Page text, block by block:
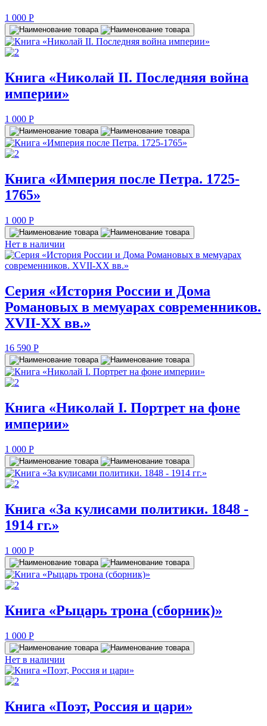
1 000 P
Книга «Николай II. Последняя война
империи»
1 000 P
Книга «Империя после Петра. 1725-
1765»
1 000 P
Нет в наличии
Серия «История России и Дома
Романовых в мемуарах современников.
XVII-XX вв.»
16 590 P
Книга «Николай I. Портрет на фоне
империи»
1 000 P
Книга «За кулисами политики. 1848 -
1914 гг.»
1 000 P
Книга «Рыцарь трона (сборник)»
1 000 P
Нет в наличии
Книга «Поэт, Россия и цари»